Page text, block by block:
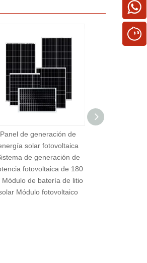
Módulo de panel de
generación de energía solar
200W-550W Panel
fotovoltaico de generación
de potencia de una sola
cara de cristal Home